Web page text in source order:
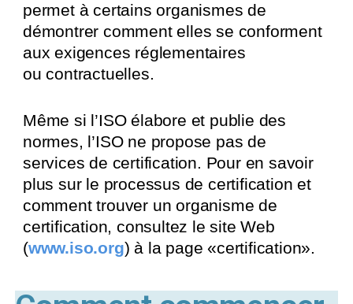
permet à certains organismes de
démontrer comment elles se conforment
aux exigences réglementaires
ou contractuelles.
Même si l’ISO élabore et publie des
normes, l’ISO ne propose pas de
services de certification. Pour en savoir
plus sur le processus de certification et
comment trouver un organisme de
certification, consultez le site Web
(www.iso.org) à la page «certification».